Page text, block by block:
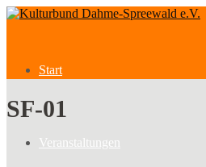
Start
Veranstaltungen
SF-01